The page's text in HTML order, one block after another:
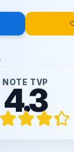
NOTE TVP
4.3